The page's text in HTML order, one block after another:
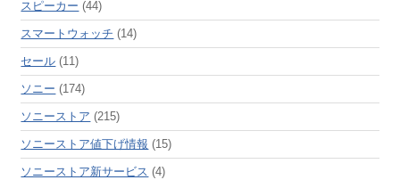
スピーカー (44)
スマートウォッチ (14)
セール (11)
ソニー (174)
ソニーストア (215)
ソニーストア値下げ情報 (15)
ソニーストア新サービス (4)